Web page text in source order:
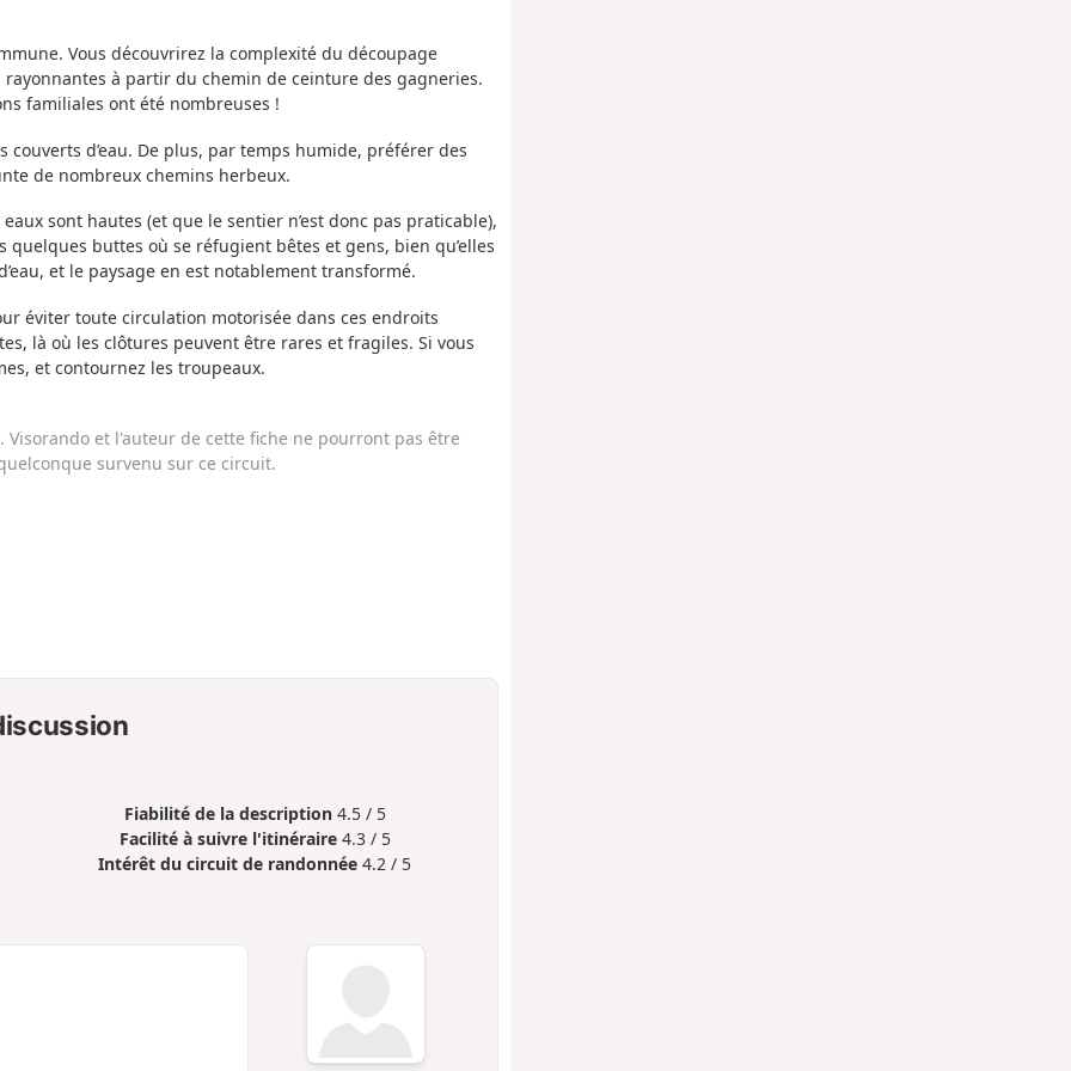
Vous découvrirez la complexité du découpage
à partir du chemin de ceinture des gagneries.
familiales ont été nombreuses !
d’eau. De plus, par temps humide, préférer des
de nombreux chemins herbeux.
sont hautes (et que le sentier n’est donc pas praticable),
buttes où se réfugient bêtes et gens, bien qu’elles
et le paysage en est notablement transformé.
éviter toute circulation motorisée dans ces endroits
là où les clôtures peuvent être rares et fragiles. Si vous
et contournez les troupeaux.
et l'auteur de cette fiche ne pourront pas être
survenu sur ce circuit.
Fiabilité de la description 4.5 / 5
Facilité à suivre l'itinéraire 4.3 / 5
Intérêt du circuit de randonnée 4.2 / 5